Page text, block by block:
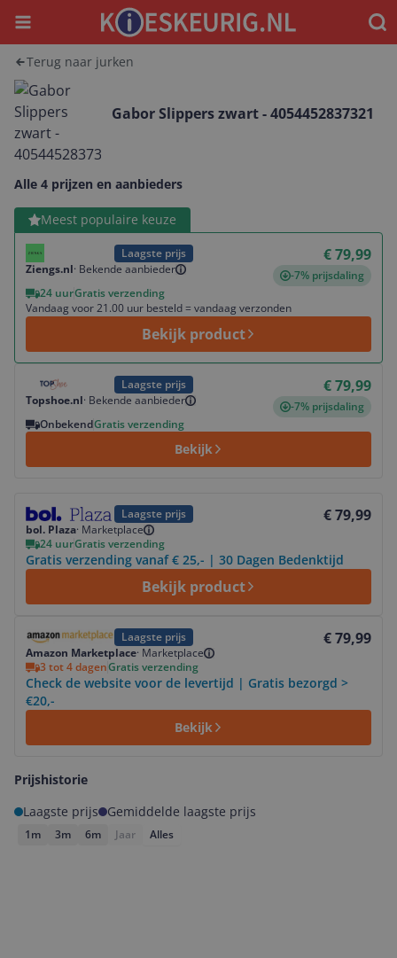
Menu
Terug naar jurken
Gabor Slippers zwart - 4054452837321
Alle 4 prijzen en aanbieders
Meest populaire keuze
Laagste prijs
Ziengs.nl· Bekende aanbieder
€ 79,99
-7% prijsdaling
24 uurGratis verzending
Vandaag voor 21.00 uur besteld = vandaag verzonden
Bekijk product
Bekijk product
Laagste prijs
Topshoe.nl· Bekende aanbieder
€ 79,99
-7% prijsdaling
OnbekendGratis verzending
Bekijk
Laagste prijs
bol. Plaza· Marketplace
€ 79,99
24 uurGratis verzending
Gratis verzending vanaf € 25,- | 30 Dagen Bedenktijd
Bekijk product
Bekijk product
Laagste prijs
Amazon Marketplace· Marketplace
€ 79,99
3 tot 4 dagenGratis verzending
Check de website voor de levertijd | Gratis bezorgd >
€20,-
Bekijk
Bekijk product
Prijshistorie
Laagste prijs
Gemiddelde laagste prijs
1m 3m 6m Jaar Alles